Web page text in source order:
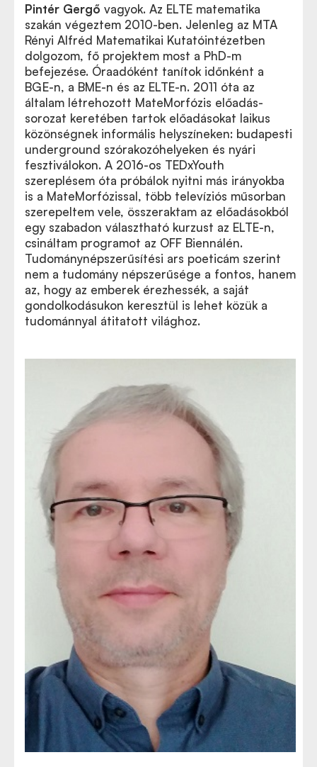
Pintér Gergő vagyok. Az ELTE matematika
szakán végeztem 2010-ben. Jelenleg az MTA
Rényi Alfréd Matematikai Kutatóintézetben
dolgozom, fő projektem most a PhD-m
befejezése. Óraadóként tanítok időnként a
BGE-n, a BME-n és az ELTE-n. 2011 óta az
általam létrehozott MateMorfózis előadás-
sorozat keretében tartok előadásokat laikus
közönségnek informális helyszíneken: budapesti
underground szórakozóhelyeken és nyári
fesztiválokon. A 2016-os TEDxYouth
szereplésem óta próbálok nyitni más irányokba
is a MateMorfózissal, több televíziós műsorban
szerepeltem vele, összeraktam az előadásokból
egy szabadon választható kurzust az ELTE-n,
csináltam programot az OFF Biennálén.
Tudománynépszerűsítési ars poeticám szerint
nem a tudomány népszerűsége a fontos, hanem
az, hogy az emberek érezhessék, a saját
gondolkodásukon keresztül is lehet közük a
tudománnyal átitatott világhoz.